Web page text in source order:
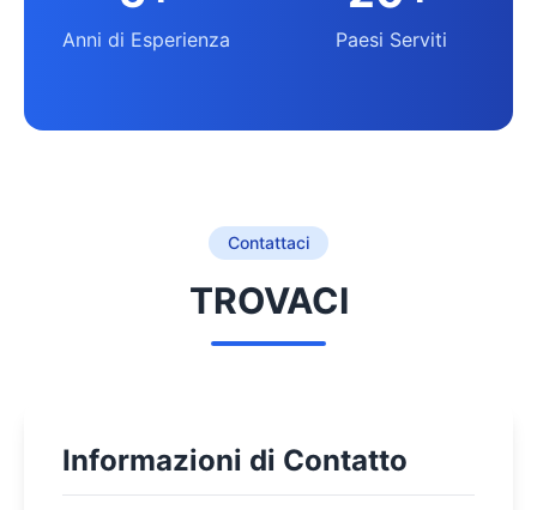
Anni di Esperienza Paesi Serviti
Contattaci
TROVACI
Informazioni di Contatto